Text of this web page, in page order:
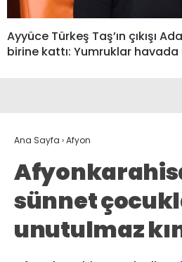
Ayyüce Türkeş Taş’ın çıkışı
birine kattı: Yumruklar
Ana Sayfa ›Afyon
sünnet
unutulmaz